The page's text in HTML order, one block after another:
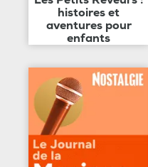
histoires et
aventures pour
enfants